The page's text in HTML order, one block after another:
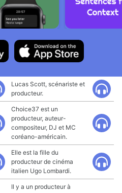
Lucas Scott, scénariste et
producteur.
Choice37 est un
producteur, auteur-
compositeur, DJ et MC
coréano-américain.
Elle est la fille du
producteur de cinéma
italien Ugo Lombardi.
Il y a un producteur à